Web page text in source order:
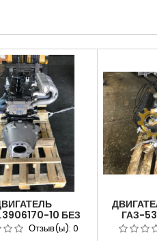
10 БЕЗ
ДВ. ЗМЗ 40524,
АИ-92, С ГУР.
Отзыв(ы): 0
ГАЗ-
ГАЗ-66